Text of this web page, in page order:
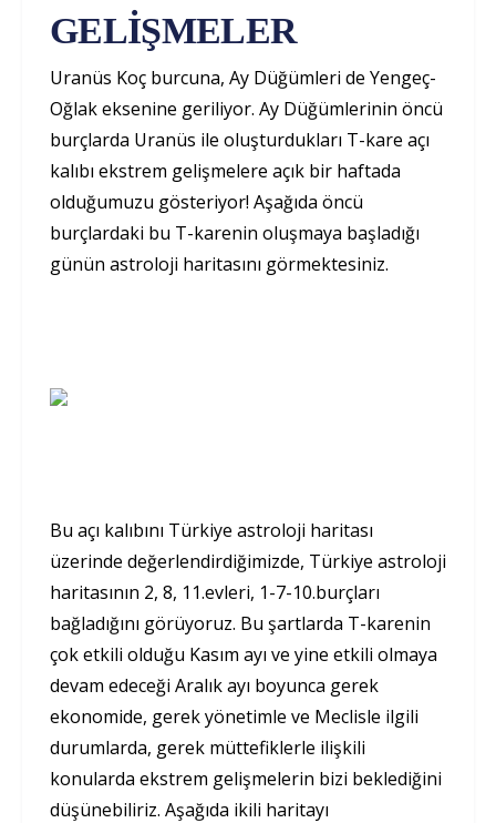
GELİŞMELER
Uranüs Koç burcuna, Ay Düğümleri de Yengeç-
Oğlak eksenine geriliyor. Ay Düğümlerinin öncü
burçlarda Uranüs ile oluşturdukları T-kare açı
kalıbı ekstrem gelişmelere açık bir haftada
olduğumuzu gösteriyor! Aşağıda öncü
burçlardaki bu T-karenin oluşmaya başladığı
günün astroloji haritasını görmektesiniz.
Bu açı kalıbını Türkiye astroloji haritası
üzerinde değerlendirdiğimizde, Türkiye astroloji
haritasının 2, 8, 11.evleri, 1-7-10.burçları
bağladığını görüyoruz. Bu şartlarda T-karenin
çok etkili olduğu Kasım ayı ve yine etkili olmaya
devam edeceği Aralık ayı boyunca gerek
ekonomide, gerek yönetimle ve Meclisle ilgili
durumlarda, gerek müttefiklerle ilişkili
konularda ekstrem gelişmelerin bizi beklediğini
düşünebiliriz. Aşağıda ikili haritayı